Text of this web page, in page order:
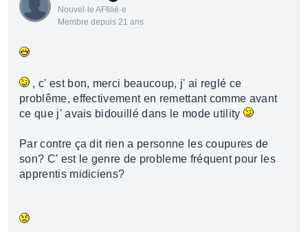
Nouvel·le AFfilié·e
Membre depuis 21 ans
, c' est bon, merci beaucoup, j' ai reglé ce
problême, effectivement en remettant comme avant
ce que j' avais bidouillé dans le mode utility
Par contre ça dit rien a personne les coupures de
son? C' est le genre de probleme fréquent pour les
apprentis midiciens?